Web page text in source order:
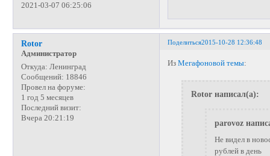
2021-03-07 06:25:06
Поделиться2015-10-28 12:36:48
Rotor
Администратор
Откуда: Ленинград
Сообщений: 18846
Провел на форуме:
1 год 5 месяцев
Последний визит:
Вчера 20:21:19
ИзМегафоновой темы:
Rotor написал(а):
parovoz
Не видел в
рублей в день